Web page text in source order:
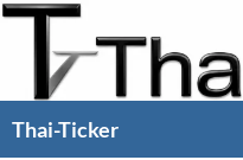
Zum
Inhalt
springen
Thai-Ticker